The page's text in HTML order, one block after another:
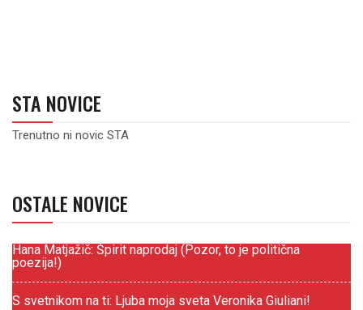
STA NOVICE
Trenutno ni novic STA
OSTALE NOVICE
Hana Matjažič: Špirit naprodaj (Pozor, to je politična
poezija!)
S svetnikom na ti: Ljuba moja sveta Veronika Giuliani!